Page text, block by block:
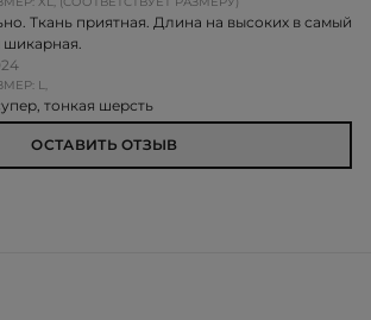
Ткань приятная. Длина на высоких в самый
L,
тонкая шерсть
ОСТАВИТЬ ОТЗЫВ